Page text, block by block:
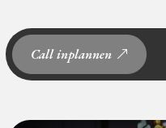
Call inplannen